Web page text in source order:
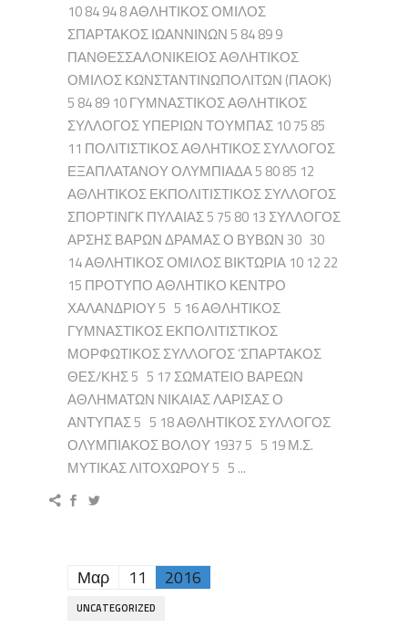
10 84 94 8 ΑΘΛΗΤΙΚΟΣ ΟΜΙΛΟΣ
ΣΠΑΡΤΑΚΟΣ ΙΩΑΝΝΙΝΩΝ 5 84 89 9
ΠΑΝΘΕΣΣΑΛΟΝΙΚΕΙΟΣ ΑΘΛΗΤΙΚΟΣ
ΟΜΙΛΟΣ ΚΩΝΣΤΑΝΤΙΝΩΠΟΛΙΤΩΝ (ΠΑΟΚ)
5 84 89 10 ΓΥΜΝΑΣΤΙΚΟΣ ΑΘΛΗΤΙΚΟΣ
ΣΥΛΛΟΓΟΣ ΥΠΕΡΙΩΝ ΤΟΥΜΠΑΣ 10 75 85
11 ΠΟΛΙΤΙΣΤΙΚΟΣ ΑΘΛΗΤΙΚΟΣ ΣΥΛΛΟΓΟΣ
ΕΞΑΠΛΑΤΑΝΟΥ ΟΛΥΜΠΙΑΔΑ 5 80 85 12
ΑΘΛΗΤΙΚΟΣ ΕΚΠΟΛΙΤΙΣΤΙΚΟΣ ΣΥΛΛΟΓΟΣ
ΣΠΟΡΤΙΝΓΚ ΠΥΛΑΙΑΣ 5 75 80 13 ΣΥΛΛΟΓΟΣ
ΑΡΣΗΣ ΒΑΡΩΝ ΔΡΑΜΑΣ Ο ΒΥΒΩΝ 30 30
14 ΑΘΛΗΤΙΚΟΣ ΟΜΙΛΟΣ ΒΙΚΤΩΡΙΑ 10 12 22
15 ΠΡΟΤΥΠΟ ΑΘΛΗΤΙΚΟ ΚΕΝΤΡΟ
ΧΑΛΑΝΔΡΙΟΥ 5 5 16 ΑΘΛΗΤΙΚΟΣ
ΓΥΜΝΑΣΤΙΚΟΣ ΕΚΠΟΛΙΤΙΣΤΙΚΟΣ
ΜΟΡΦΩΤΙΚΟΣ ΣΥΛΛΟΓΟΣ ‘ΣΠΑΡΤΑΚΟΣ
ΘΕΣ/ΚΗΣ 5 5 17 ΣΩΜΑΤΕΙΟ ΒΑΡΕΩΝ
ΑΘΛΗΜΑΤΩΝ ΝΙΚΑΙΑΣ ΛΑΡΙΣΑΣ Ο
ΑΝΤΥΠΑΣ 5 5 18 ΑΘΛΗΤΙΚΟΣ ΣΥΛΛΟΓΟΣ
ΟΛΥΜΠΙΑΚΟΣ ΒΟΛΟΥ 1937 5 5 19 Μ.Σ.
ΜΥΤΙΚΑΣ ΛΙΤΟΧΩΡΟΥ 5 5 ...
Μαρ 11 2016
UNCATEGORIZED